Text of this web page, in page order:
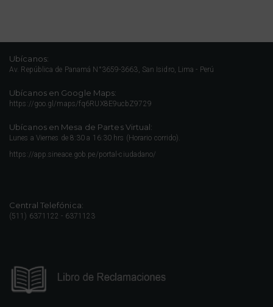
Ubícanos:
Av. República de Panamá N°3659-3663, San Isidro, Lima - Perú
Ubícanos en Google Maps:
https://goo.gl/maps/fq6RUX8E9ucbZ9729
Ubícanos en Mesa de Partes Virtual:
Lunes a Viernes de 8:30 a 16:30 hrs (Horario corrido).
https://app.sineace.gob.pe/portal-ciudadano/
Central Telefónica:
(511) 6371122 - 6371123